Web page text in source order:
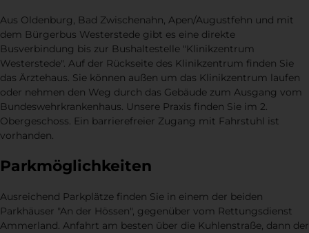
Aus Oldenburg, Bad Zwischenahn, Apen/Augustfehn und mit
dem Bürgerbus Westerstede gibt es eine direkte
Busverbindung bis zur Bushaltestelle "Klinikzentrum
Westerstede". Auf der Rückseite des Klinikzentrum finden Sie
das Ärztehaus. Sie können außen um das Klinikzentrum laufen
oder nehmen den Weg durch das Gebäude zum Ausgang vom
Bundeswehrkrankenhaus. Unsere Praxis finden Sie im 2.
Obergeschoss. Ein barrierefreier Zugang mit Fahrstuhl ist
vorhanden.
Parkmöglichkeiten
Ausreichend Parkplätze finden Sie in einem der beiden
Parkhäuser "An der Hössen", gegenüber vom Rettungsdienst
Ammerland. Anfahrt am besten über die Kuhlenstraße, dann der